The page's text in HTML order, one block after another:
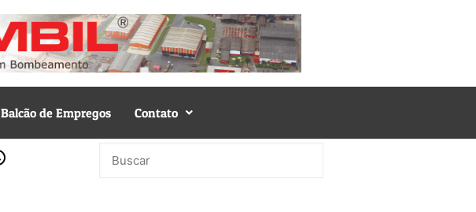
Balcão de Empregos Contato